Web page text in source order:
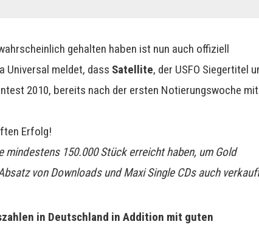
gehalten haben ist nun auch offiziell
Universal meldet, dass Satellite, der USFO Siegertitel
2010, bereits nach der ersten Notierungswoche mit
Erfolg!
150.000 Stück erreicht haben, um Gold
von Downloads und Maxi Single CDs auch
in Deutschland in Addition mit guten